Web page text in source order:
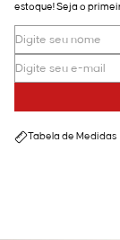
estoque! Seja o
Tabela de Medidas